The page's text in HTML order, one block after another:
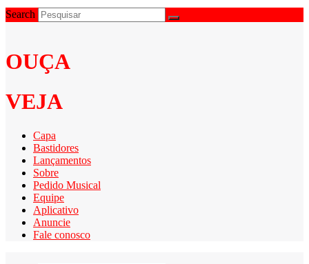
Search
OUÇA
VEJA
Capa
Bastidores
Lançamentos
Sobre
Pedido Musical
Equipe
Aplicativo
Anuncie
Fale conosco